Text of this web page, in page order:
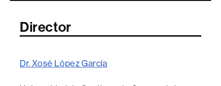
Director
Dr. Xosé López García